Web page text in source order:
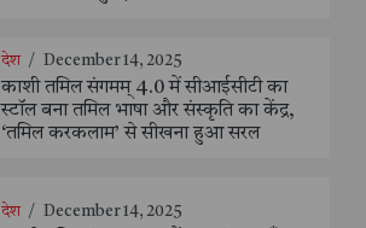
देश / December 14, 2025
काशी तमिल संगमम् 4.0 में सीआईसीटी का
स्टॉल बना तमिल भाषा और संस्कृति का केंद्र,
‘तमिल करकलाम’ से सीखना हुआ सरल
देश / December 14, 2025